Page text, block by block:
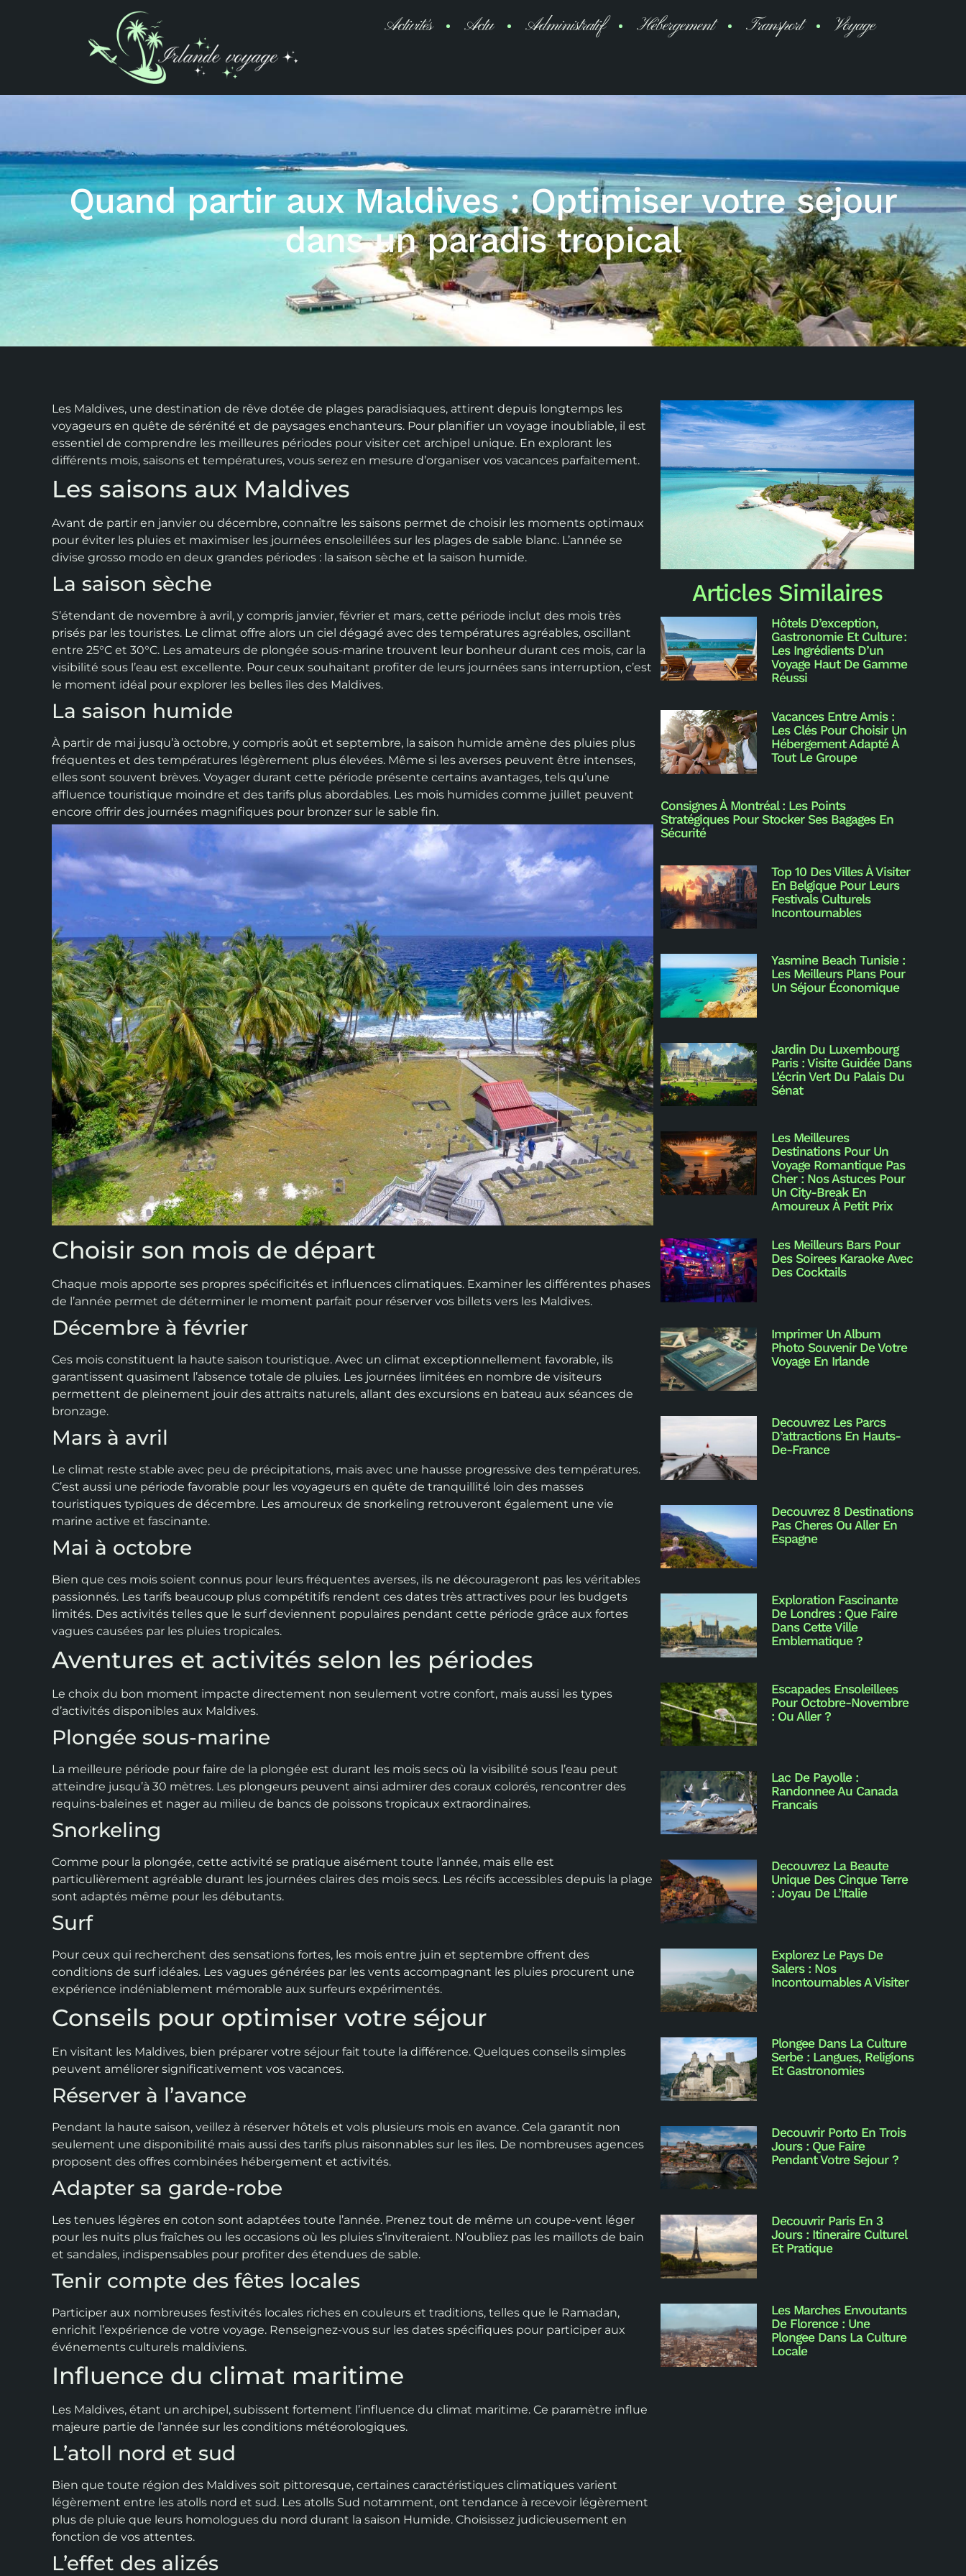
Activités Actu Administratif Hébergement Transport Voyage
Quand partir aux Maldives : Optimiser votre sejour
dans un paradis tropical
Les Maldives, une destination de rêve dotée de plages paradisiaques, attirent depuis longtemps les
voyageurs en quête de sérénité et de paysages enchanteurs. Pour planifier un voyage inoubliable, il est
essentiel de comprendre les meilleures périodes pour visiter cet archipel unique. En explorant les
différents mois, saisons et températures, vous serez en mesure d’organiser vos vacances parfaitement.
Les saisons aux Maldives
Avant de partir en janvier ou décembre, connaître les saisons permet de choisir les moments optimaux
pour éviter les pluies et maximiser les journées ensoleillées sur les plages de sable blanc. L’année se
divise grosso modo en deux grandes périodes : la saison sèche et la saison humide.
La saison sèche
S’étendant de novembre à avril, y compris janvier, février et mars, cette période inclut des mois très
prisés par les touristes. Le climat offre alors un ciel dégagé avec des températures agréables, oscillant
entre 25°C et 30°C. Les amateurs de plongée sous-marine trouvent leur bonheur durant ces mois, car la
visibilité sous l’eau est excellente. Pour ceux souhaitant profiter de leurs journées sans interruption, c’est
le moment idéal pour explorer les belles îles des Maldives.
La saison humide
À partir de mai jusqu’à octobre, y compris août et septembre, la saison humide amène des pluies plus
fréquentes et des températures légèrement plus élevées. Même si les averses peuvent être intenses,
elles sont souvent brèves. Voyager durant cette période présente certains avantages, tels qu’une
affluence touristique moindre et des tarifs plus abordables. Les mois humides comme juillet peuvent
encore offrir des journées magnifiques pour bronzer sur le sable fin.
Choisir son mois de départ
Chaque mois apporte ses propres spécificités et influences climatiques. Examiner les différentes phases
de l’année permet de déterminer le moment parfait pour réserver vos billets vers les Maldives.
Décembre à février
Ces mois constituent la haute saison touristique. Avec un climat exceptionnellement favorable, ils
garantissent quasiment l’absence totale de pluies. Les journées limitées en nombre de visiteurs
permettent de pleinement jouir des attraits naturels, allant des excursions en bateau aux séances de
bronzage.
Mars à avril
Le climat reste stable avec peu de précipitations, mais avec une hausse progressive des températures.
C’est aussi une période favorable pour les voyageurs en quête de tranquillité loin des masses
touristiques typiques de décembre. Les amoureux de snorkeling retrouveront également une vie
marine active et fascinante.
Mai à octobre
Bien que ces mois soient connus pour leurs fréquentes averses, ils ne décourageront pas les véritables
passionnés. Les tarifs beaucoup plus compétitifs rendent ces dates très attractives pour les budgets
limités. Des activités telles que le surf deviennent populaires pendant cette période grâce aux fortes
vagues causées par les pluies tropicales.
Aventures et activités selon les périodes
Le choix du bon moment impacte directement non seulement votre confort, mais aussi les types
d’activités disponibles aux Maldives.
Plongée sous-marine
La meilleure période pour faire de la plongée est durant les mois secs où la visibilité sous l’eau peut
atteindre jusqu’à 30 mètres. Les plongeurs peuvent ainsi admirer des coraux colorés, rencontrer des
requins-baleines et nager au milieu de bancs de poissons tropicaux extraordinaires.
Snorkeling
Comme pour la plongée, cette activité se pratique aisément toute l’année, mais elle est
particulièrement agréable durant les journées claires des mois secs. Les récifs accessibles depuis la plage
sont adaptés même pour les débutants.
Surf
Pour ceux qui recherchent des sensations fortes, les mois entre juin et septembre offrent des
conditions de surf idéales. Les vagues générées par les vents accompagnant les pluies procurent une
expérience indéniablement mémorable aux surfeurs expérimentés.
Conseils pour optimiser votre séjour
En visitant les Maldives, bien préparer votre séjour fait toute la différence. Quelques conseils simples
peuvent améliorer significativement vos vacances.
Réserver à l’avance
Pendant la haute saison, veillez à réserver hôtels et vols plusieurs mois en avance. Cela garantit non
seulement une disponibilité mais aussi des tarifs plus raisonnables sur les îles. De nombreuses agences
proposent des offres combinées hébergement et activités.
Adapter sa garde-robe
Les tenues légères en coton sont adaptées toute l’année. Prenez tout de même un coupe-vent léger
pour les nuits plus fraîches ou les occasions où les pluies s’inviteraient. N’oubliez pas les maillots de bain
et sandales, indispensables pour profiter des étendues de sable.
Tenir compte des fêtes locales
Participer aux nombreuses festivités locales riches en couleurs et traditions, telles que le Ramadan,
enrichit l’expérience de votre voyage. Renseignez-vous sur les dates spécifiques pour participer aux
événements culturels maldiviens.
Influence du climat maritime
Les Maldives, étant un archipel, subissent fortement l’influence du climat maritime. Ce paramètre influe
majeure partie de l’année sur les conditions météorologiques.
L’atoll nord et sud
Bien que toute région des Maldives soit pittoresque, certaines caractéristiques climatiques varient
légèrement entre les atolls nord et sud. Les atolls Sud notamment, ont tendance à recevoir légèrement
plus de pluie que leurs homologues du nord durant la saison Humide. Choisissez judicieusement en
fonction de vos attentes.
L’effet des alizés
Articles Similaires
Hôtels D’exception,
Gastronomie Et Culture :
Les Ingrédients D’un
Voyage Haut De Gamme
Réussi
Vacances Entre Amis :
Les Clés Pour Choisir Un
Hébergement Adapté À
Tout Le Groupe
Consignes À Montréal : Les Points
Stratégiques Pour Stocker Ses Bagages En
Sécurité
Top 10 Des Villes À Visiter
En Belgique Pour Leurs
Festivals Culturels
Incontournables
Yasmine Beach Tunisie :
Les Meilleurs Plans Pour
Un Séjour Économique
Jardin Du Luxembourg
Paris : Visite Guidée Dans
L’écrin Vert Du Palais Du
Sénat
Les Meilleures
Destinations Pour Un
Voyage Romantique Pas
Cher : Nos Astuces Pour
Un City-Break En
Amoureux À Petit Prix
Les Meilleurs Bars Pour
Des Soirees Karaoke Avec
Des Cocktails
Imprimer Un Album
Photo Souvenir De Votre
Voyage En Irlande
Decouvrez Les Parcs
D’attractions En Hauts-
De-France
Decouvrez 8 Destinations
Pas Cheres Ou Aller En
Espagne
Exploration Fascinante
De Londres : Que Faire
Dans Cette Ville
Emblematique ?
Escapades Ensoleillees
Pour Octobre-Novembre
: Ou Aller ?
Lac De Payolle :
Randonnee Au Canada
Francais
Decouvrez La Beaute
Unique Des Cinque Terre
: Joyau De L’Italie
Explorez Le Pays De
Salers : Nos
Incontournables A Visiter
Plongee Dans La Culture
Serbe : Langues, Religions
Et Gastronomies
Decouvrir Porto En Trois
Jours : Que Faire
Pendant Votre Sejour ?
Decouvrir Paris En 3
Jours : Itineraire Culturel
Et Pratique
Les Marches Envoutants
De Florence : Une
Plongee Dans La Culture
Locale